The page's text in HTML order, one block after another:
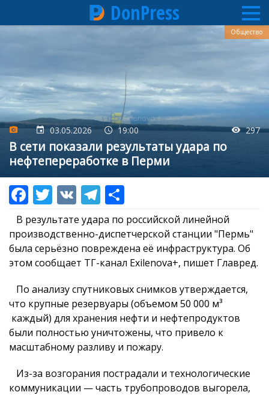
Перейти
содержанию
DonPress
03.05.2026 19:00 297
В сети показали результаты удара по
нефтепереработке в Перми
Общество
В результате удара по российской линейной
производственно-диспетчерской станции "Пермь"
была серьёзно повреждена её инфраструктура. Об
этом сообщает ТГ-канал Exilenova+, пишет Главред.
По анализу спутниковых снимков утверждается,
что крупные резервуары (объемом 50 000 м³
каждый) для хранения нефти и нефтепродуктов
были полностью уничтожены, что привело к
масштабному разливу и пожару.
Из-за возгорания пострадали и технологические
коммуникации — часть трубопроводов выгорела,